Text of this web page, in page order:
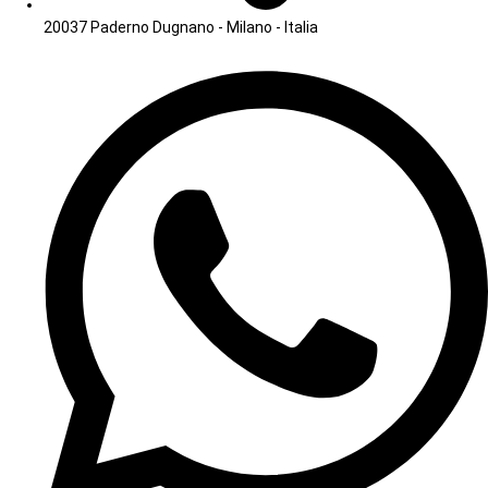
20037 Paderno Dugnano - Milano - Italia